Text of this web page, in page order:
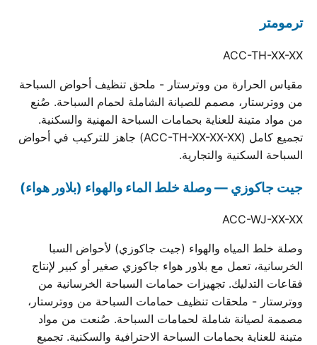
ترمومتر
ACC-TH-XX-XX
مقياس الحرارة من ووترستار - ملحق تنظيف أحواض السباحة
من ووترستار، مصمم للصيانة الشاملة لحمام السباحة. صُنع
من مواد متينة للعناية بحمامات السباحة المهنية والسكنية.
تجميع كامل (ACC-TH-XX-XX-XX) جاهز للتركيب في أحواض
السباحة السكنية والتجارية.
جيت جاكوزي — وصلة خلط الماء والهواء (بلاور هواء)
ACC-WJ-XX-XX
وصلة خلط المياه والهواء (جيت جاكوزي) لأحواض السبا
الخرسانية، تعمل مع بلاور هواء جاكوزي صغير أو كبير لإنتاج
فقاعات التدليك. تجهيزات حمامات السباحة الخرسانية من
ووترستار - ملحقات تنظيف حمامات السباحة من ووترستار،
مصممة لصيانة شاملة لحمامات السباحة. صُنعت من مواد
متينة للعناية بحمامات السباحة الاحترافية والسكنية. تجميع